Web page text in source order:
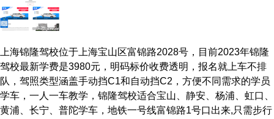
上海锦隆驾校位于上海宝山区富锦路2028号，目前2023年锦隆
驾校最新学费是3980元，明码标价收费透明，报名就上车不排
队，驾照类型涵盖手动挡C1和自动挡C2，方便不同需求的学员
学车，一人一车教学，锦隆驾校适合宝山、静安、杨浦、虹口、
黄浦、长宁、普陀学车，地铁一号线富锦路1号口出来,只需步行